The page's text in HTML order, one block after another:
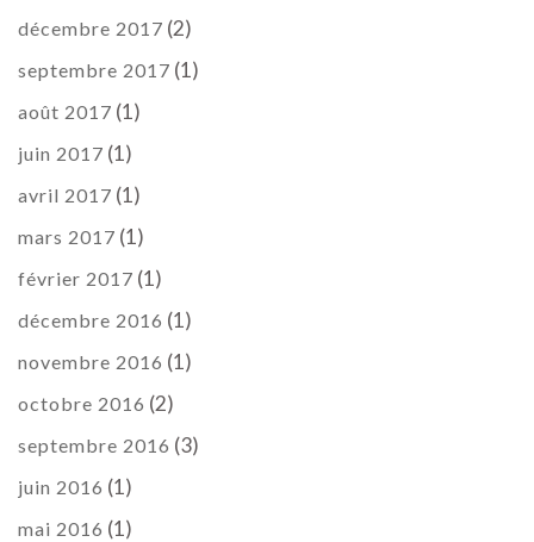
décembre 2017 (2)
septembre 2017 (1)
août 2017 (1)
juin 2017 (1)
avril 2017 (1)
mars 2017 (1)
février 2017 (1)
décembre 2016 (1)
novembre 2016 (1)
octobre 2016 (2)
septembre 2016 (3)
juin 2016 (1)
mai 2016 (1)